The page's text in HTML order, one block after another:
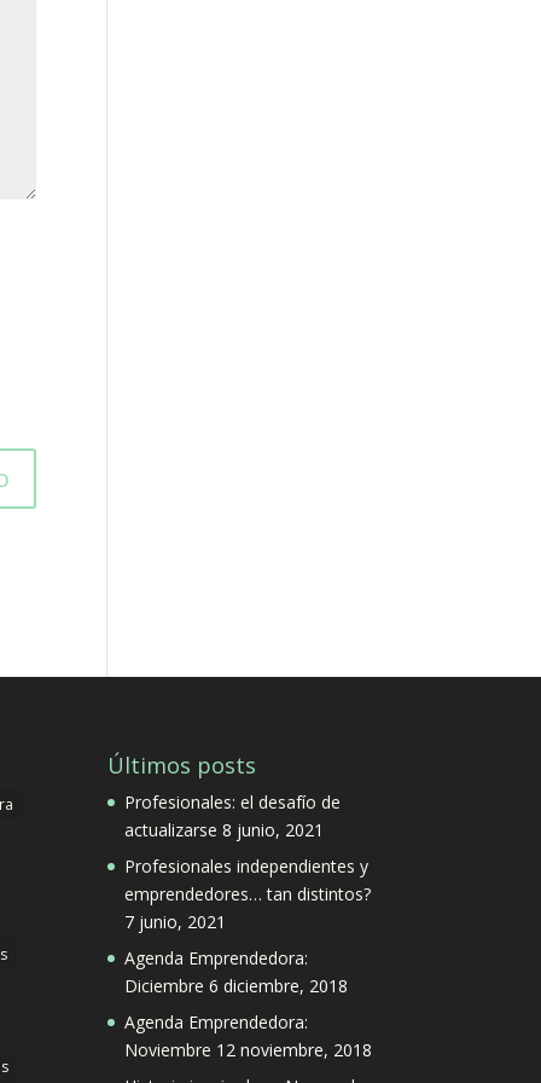
Últimos posts
Profesionales: el desafío de
actualizarse 8 junio, 2021
Profesionales independientes y
emprendedores… tan distintos?
7 junio, 2021
Agenda Emprendedora:
Diciembre 6 diciembre, 2018
Agenda Emprendedora:
Noviembre 12 noviembre, 2018